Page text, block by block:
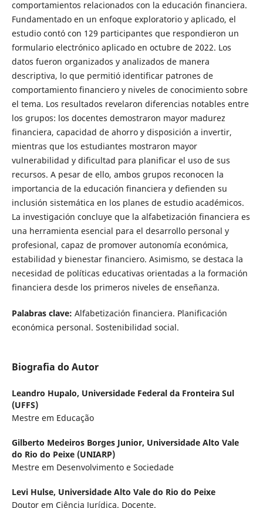
comportamientos relacionados con la educación financiera.
Fundamentado en un enfoque exploratorio y aplicado, el
estudio contó con 129 participantes que respondieron un
formulario electrónico aplicado en octubre de 2022. Los
datos fueron organizados y analizados de manera
descriptiva, lo que permitió identificar patrones de
comportamiento financiero y niveles de conocimiento sobre
el tema. Los resultados revelaron diferencias notables entre
los grupos: los docentes demostraron mayor madurez
financiera, capacidad de ahorro y disposición a invertir,
mientras que los estudiantes mostraron mayor
vulnerabilidad y dificultad para planificar el uso de sus
recursos. A pesar de ello, ambos grupos reconocen la
importancia de la educación financiera y defienden su
inclusión sistemática en los planes de estudio académicos.
La investigación concluye que la alfabetización financiera es
una herramienta esencial para el desarrollo personal y
profesional, capaz de promover autonomía económica,
estabilidad y bienestar financiero. Asimismo, se destaca la
necesidad de políticas educativas orientadas a la formación
financiera desde los primeros niveles de enseñanza.
Palabras clave: Alfabetización financiera. Planificación
económica personal. Sostenibilidad social.
Biografia do Autor
Leandro Hupalo, Universidade Federal da Fronteira Sul
(UFFS)
Mestre em Educação
Gilberto Medeiros Borges Junior, Universidade Alto Vale
do Rio do Peixe (UNIARP)
Mestre em Desenvolvimento e Sociedade
Levi Hulse, Universidade Alto Vale do Rio do Peixe
Doutor em Ciência Jurídica. Docente.